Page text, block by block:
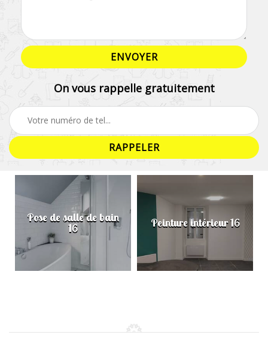
On vous rappelle gratuitement
Pose de salle de bain
16 Peinture intérieur 16